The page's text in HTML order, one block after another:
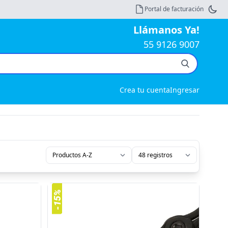
Portal de facturación
Llámanos Ya!
55 9126 9007
Crea tu cuentaIngresar